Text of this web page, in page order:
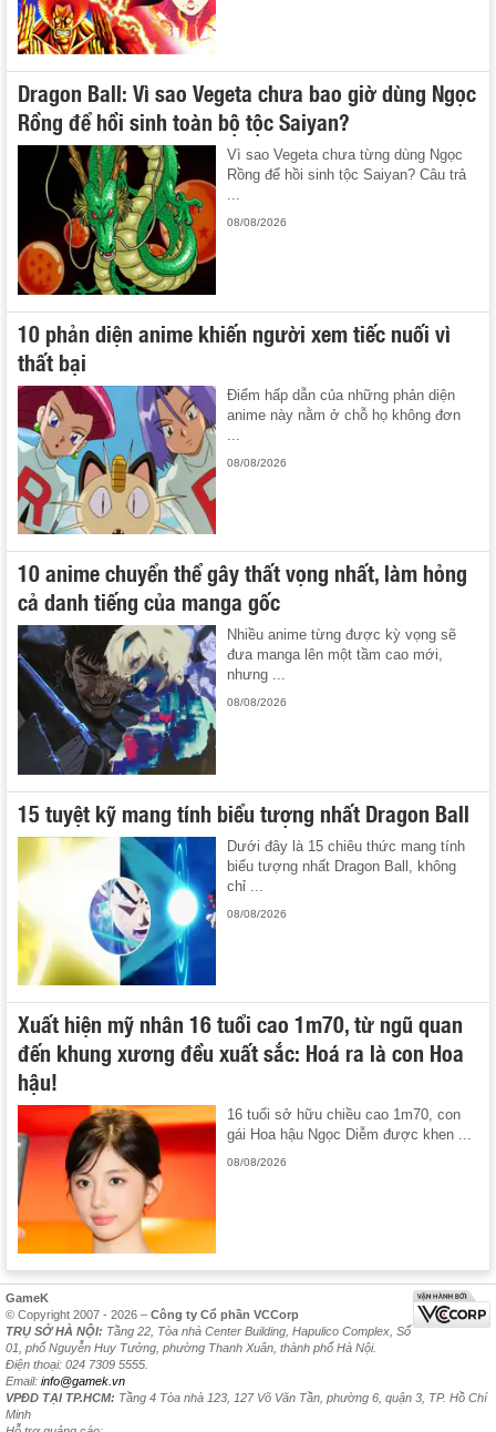
Dragon Ball: Vì sao Vegeta chưa bao giờ dùng Ngọc
Rồng để hồi sinh toàn bộ tộc Saiyan?
Vì sao Vegeta chưa từng dùng Ngọc
Rồng để hồi sinh tộc Saiyan? Câu trả
...
08/08/2026
10 phản diện anime khiến người xem tiếc nuối vì
thất bại
Điểm hấp dẫn của những phản diện
anime này nằm ở chỗ họ không đơn
08/08/2026
10 anime chuyển thể gây thất vọng nhất, làm hỏng
cả danh tiếng của manga gốc
Nhiều anime từng được kỳ vọng sẽ
đưa manga lên một tầm cao mới,
nhưng ...
08/08/2026
15 tuyệt kỹ mang tính biểu tượng nhất Dragon Ball
Dưới đây là 15 chiêu thức mang tính
biểu tượng nhất Dragon Ball, không
chỉ ...
08/08/2026
Xuất hiện mỹ nhân 16 tuổi cao 1m70, từ ngũ quan
đến khung xương đều xuất sắc: Hoá ra là con Hoa
hậu!
16 tuổi sở hữu chiều cao 1m70, con
gái Hoa hậu Ngọc Diễm được khen ...
08/08/2026
GameK
© Copyright 2007 - 2026 – Công ty Cổ phần VCCorp
TRỤ SỞ HÀ NỘI: Tầng 22, Tòa nhà Center Building, Hapulico Complex, Số
01, phố Nguyễn Huy Tưởng, phường Thanh Xuân, thành phố Hà Nội.
Điện thoại: 024 7309 5555.
Email: info@gamek.vn
VPĐD TẠI TP.HCM: Tầng 4 Tòa nhà 123, 127 Võ Văn Tần, phường 6, quận 3, TP. Hồ Chí
Minh